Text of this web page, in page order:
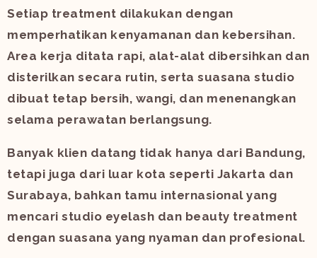
Setiap treatment dilakukan dengan
memperhatikan kenyamanan dan kebersihan.
Area kerja ditata rapi, alat-alat dibersihkan dan
disterilkan secara rutin, serta suasana studio
dibuat tetap bersih, wangi, dan menenangkan
selama perawatan berlangsung.
Banyak klien datang tidak hanya dari Bandung,
tetapi juga dari luar kota seperti Jakarta dan
Surabaya, bahkan tamu internasional yang
mencari studio eyelash dan beauty treatment
dengan suasana yang nyaman dan profesional.